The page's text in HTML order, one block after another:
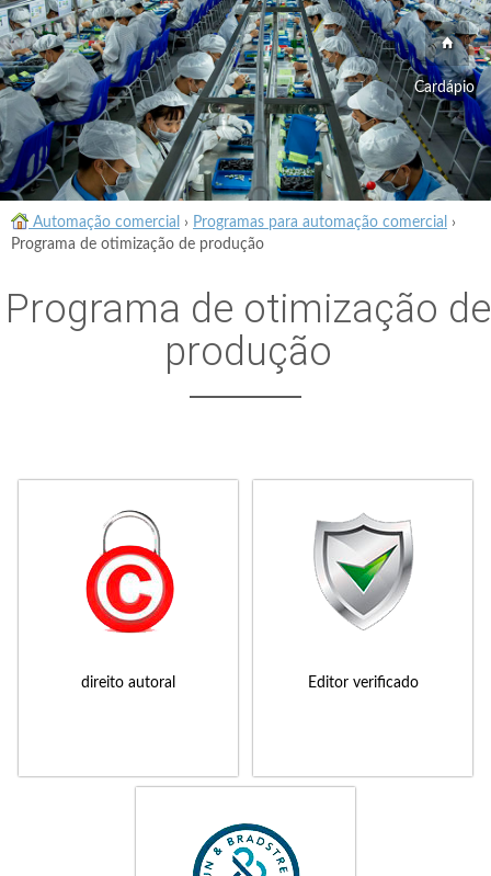
Cardápio
Automação comercial › Programas para automação comercial
›
Programa de otimização de produção
Programa de otimização de
produção
direito autoral Editor verificado